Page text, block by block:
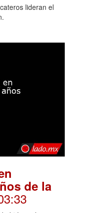
lideran el
de la